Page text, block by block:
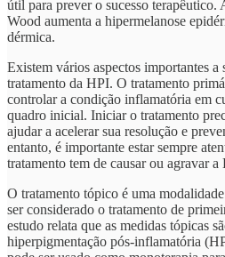
útil para prever o sucesso terapêutico.
Wood aumenta a hipermelanose
dérmica.
Existem vários aspectos importantes a
tratamento da HPI. O tratamento
controlar a condição inflamatória em
quadro inicial. Iniciar o tratamento
ajudar a acelerar sua resolução e
entanto, é importante estar sempre
tratamento tem de causar ou agravar
O tratamento tópico é uma
ser considerado o tratamento de
estudo relata que as medidas tópicas
hiperpigmentação pós-inflamatória